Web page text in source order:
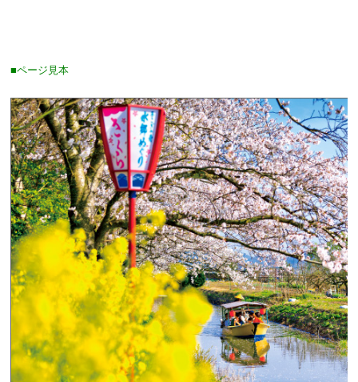
■ページ見本